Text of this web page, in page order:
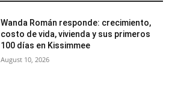
Wanda Román responde: crecimiento,
costo de vida, vivienda y sus primeros
100 días en Kissimmee
August 10, 2026